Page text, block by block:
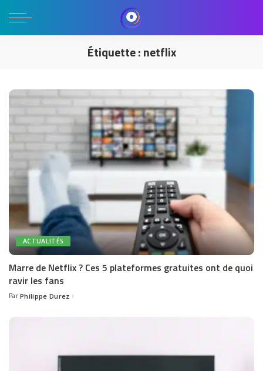
Étiquette :netflix
ACTUALITÉS
Marre de Netflix ? Ces 5 plateformes gratuites ont de quoi
ravir les fans
Posted
Par Philippe Durez